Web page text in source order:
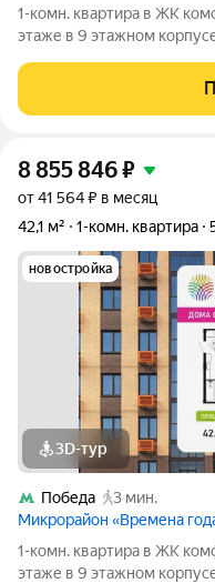
1-комн. квартира в ЖК
этаже в 9 этажном
современный жилой
расположенный в тихом и
8 855 846₽
от 41 564 ₽ в месяц
42,1 м²
1-комн. квартира
новостройка
3D-тур
Победа
3 мин.
Микрорайон «Времена
1-комн. квартира в ЖК
этаже в 9 этажном